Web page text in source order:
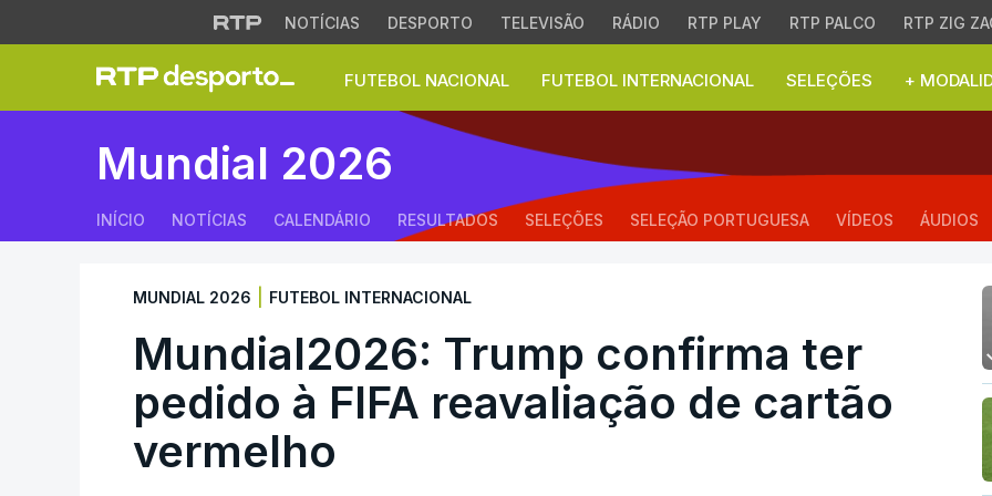
NOTÍCIAS DESPORTO TELEVISÃO RÁDIO RTP PLAY RTP PALCO RTP ZIG
FUTEBOL NACIONAL FUTEBOL INTERNACIONAL SELEÇÕES +
Mundial2026: Trump confirma ter pedido
Mundial 2026
INÍCIO NOTÍCIAS CALENDÁRIO RESULTADOS SELEÇÕES SELEÇÃO PORTUGUESA VÍDEOS ÁUDIOS
MUNDIAL 2026 FUTEBOL INTERNACIONAL
Mundial2026: Trump confirma ter
pedido à FIFA reavaliação de cartão
vermelho